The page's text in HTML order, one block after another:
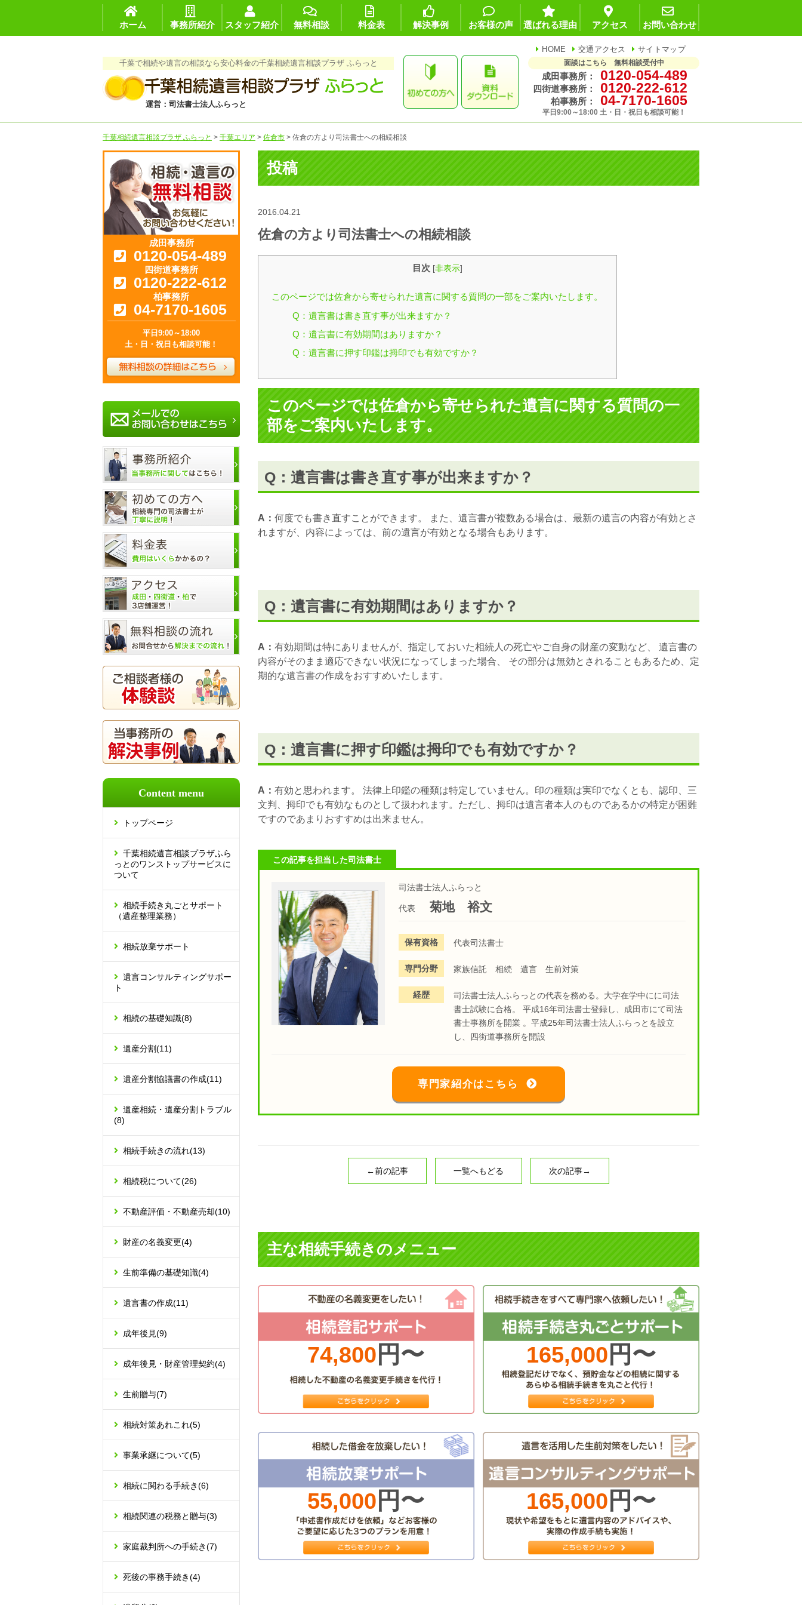
ホーム 事務所紹介 スタッフ紹介 無料相談 料金表 解決事例 お客様の声 選ばれる理由 アクセス お問い合わせ
千葉で相続や遺言の相談なら安心料金の千葉相続遺言相談プラザ ふらっと
運営：司法書士法人ふらっと
HOME 交通アクセス サイトマップ
面談はこちら 無料相談受付中
成田事務所： 0120-054-489
四街道事務所： 0120-222-612
柏事務所： 04-7170-1605
平日9:00～18:00 土・日・祝日も相談可能！
千葉相続遺言相談プラザ ふらっと > 千葉エリア > 佐倉市 > 佐倉の方より司法書士への相続相談
投稿
2016.04.21
佐倉の方より司法書士への相続相談
目次 [非表示]
このページでは佐倉から寄せられた遺言に関する質問の一部をご案内いたします。
Q：遺言書は書き直す事が出来ますか？
Q：遺言書に有効期間はありますか？
Q：遺言書に押す印鑑は拇印でも有効ですか？
このページでは佐倉から寄せられた遺言に関する質問の一
部をご案内いたします。
Q：遺言書は書き直す事が出来ますか？
A： 何度でも書き直すことができます。 また、遺言書が複数ある場合は、最新の遺言の内容が有効とさ
れますが、内容によっては、前の遺言が有効となる場合もあります。
Q：遺言書に有効期間はありますか？
A： 有効期間は特にありませんが、指定しておいた相続人の死亡やご自身の財産の変動など、 遺言書の
内容がそのまま適応できない状況になってしまった場合、 その部分は無効とされることもあるため、定
期的な遺言書の作成をおすすめいたします。
Q：遺言書に押す印鑑は拇印でも有効ですか？
A： 有効と思われます。 法律上印鑑の種類は特定していません。印の種類は実印でなくとも、認印、三
文判、拇印でも有効なものとして扱われます。ただし、拇印は遺言者本人のものであるかの特定が困難
ですのであまりおすすめは出来ません。
この記事を担当した司法書士
司法書士法人ふらっと
代表 菊地 裕文
保有資格 代表司法書士
専門分野 家族信託 相続 遺言 生前対策
経歴
司法書士法人ふらっとの代表を務める。大学在学中にに司法
書士試験に合格。 平成16年司法書士登録し、成田市にて司法
書士事務所を開業 。平成25年司法書士法人ふらっとを設立
し、四街道事務所を開設
専門家紹介はこちら
←前の記事 一覧へもどる 次の記事→
主な相続手続きのメニュー
74,800 円〜 165,000 円〜
55,000 円〜 165,000 円〜
成田事務所
0120-054-489
四街道事務所
0120-222-612
柏事務所
04-7170-1605
平日9:00～18:00
土・日・祝日も相談可能！
Content menu
トップページ
千葉相続遺言相談プラザふら
っとのワンストップサービスに
ついて
相続手続き丸ごとサポート
（遺産整理業務）
相続放棄サポート
遺言コンサルティングサポー
ト
相続の基礎知識(8)
遺産分割(11)
遺産分割協議書の作成(11)
遺産相続・遺産分割トラブル
(8)
相続手続きの流れ(13)
相続税について(26)
不動産評価・不動産売却(10)
財産の名義変更(4)
生前準備の基礎知識(4)
遺言書の作成(11)
成年後見(9)
成年後見・財産管理契約(4)
生前贈与(7)
相続対策あれこれ(5)
事業承継について(5)
相続に関わる手続き(6)
相続関連の税務と贈与(3)
家庭裁判所への手続き(7)
死後の事務手続き(4)